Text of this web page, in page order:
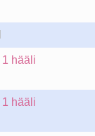
1 hääli
1 hääli